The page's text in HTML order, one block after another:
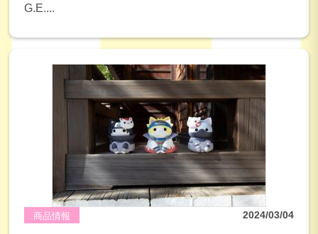
G.E....
商品情報 2024/03/04